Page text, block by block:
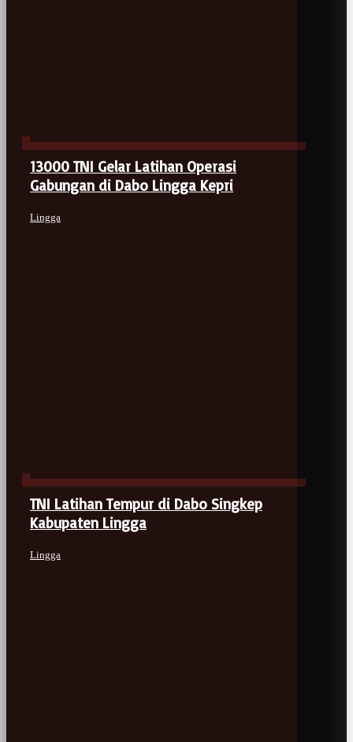
13000 TNI Gelar Latihan Operasi
Gabungan di Dabo Lingga Kepri
Lingga
TNI Latihan Tempur di Dabo Singkep
Kabupaten Lingga
Lingga